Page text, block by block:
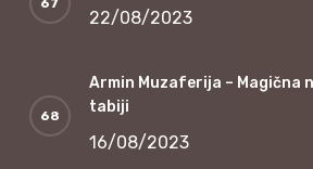
22/08/2023
Armin Muzaferija – Magična
tabiji
16/08/2023